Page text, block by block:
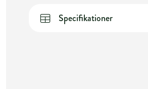
Specifikationer